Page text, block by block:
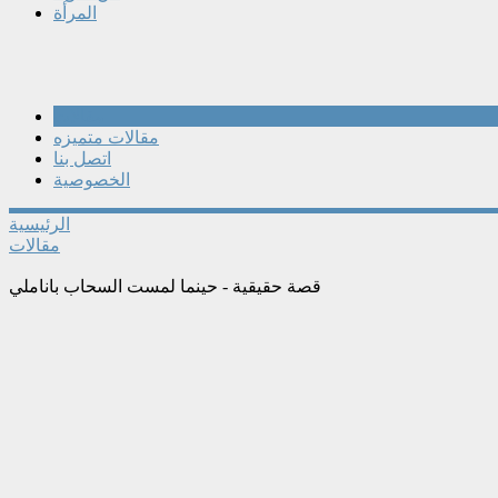
المرأة
مقالات متميزه
اتصل بنا
الخصوصية
الرئيسية
مقالات
قصة حقيقية - حينما لمست السحاب باناملي